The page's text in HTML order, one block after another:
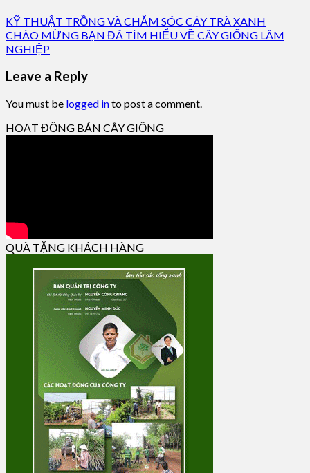
KỸ THUẬT TRỒNG VÀ CHĂM SÓC CÂY TRÀ XANH
CHÀO MỪNG BẠN ĐÃ TÌM HIỂU VỀ CÂY GIỐNG LÂM
NGHIỆP
Leave a Reply
You must be logged into post a comment.
HOẠT ĐỘNG BÁN CÂY GIỐNG
QUÀ TẶNG KHÁCH HÀNG